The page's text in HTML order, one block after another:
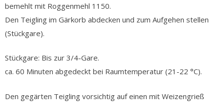
bemehlt mit Roggenmehl 1150.
Den Teigling im Gärkorb abdecken und zum Aufgehen stellen
(Stückgare).
Stückgare: Bis zur 3/4-Gare.
ca. 60 Minuten abgedeckt bei Raumtemperatur (21-22 °C).
Den gegärten Teigling vorsichtig auf einen mit Weizengrieß